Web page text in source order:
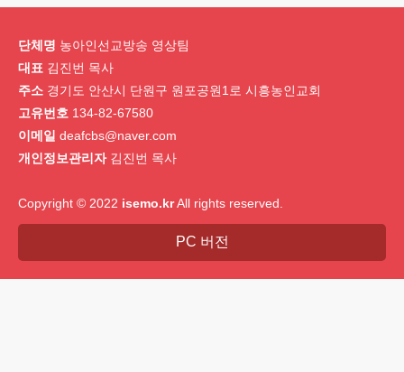
단체명 농아인선교방송 영상팀
대표 김진번 목사
주소 경기도 안산시 단원구 원포공원1로 시흥농인교회
고유번호 134-82-67580
이메일 deafcbs@naver.com
개인정보관리자김진번 목사
Copyright © 2022 isemo.krAll rights reserved.
PC 버전